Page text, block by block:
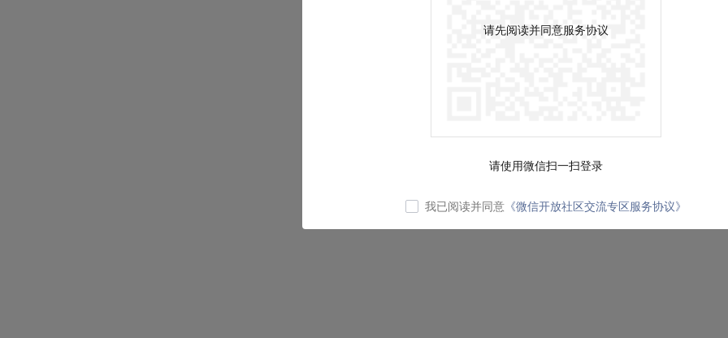
请先阅读并同意服务协议
请使用微信扫一扫登录
我已阅读并同意 《微信开放社区交流专区服务协议》